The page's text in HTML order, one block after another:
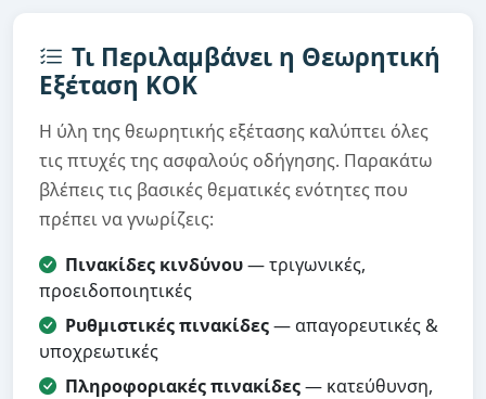
Τι Περιλαμβάνει η Θεωρητική
Εξέταση ΚΟΚ
Η ύλη της θεωρητικής εξέτασης καλύπτει όλες
τις πτυχές της ασφαλούς οδήγησης. Παρακάτω
βλέπεις τις βασικές θεματικές ενότητες που
πρέπει να γνωρίζεις:
Πινακίδες κινδύνου— τριγωνικές,
προειδοποιητικές
Ρυθμιστικές πινακίδες— απαγορευτικές &
υποχρεωτικές
Πληροφοριακές πινακίδες— κατεύθυνση,